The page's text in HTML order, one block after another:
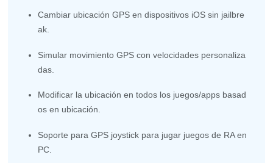
Cambiar ubicación GPS en dispositivos iOS sin jailbre
ak.
Simular movimiento GPS con velocidades personaliza
das.
Modificar la ubicación en todos los juegos/apps basad
os en ubicación.
Soporte para GPS joystick para jugar juegos de RA en
PC.